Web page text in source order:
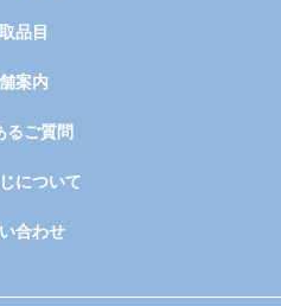
品目
案内
るご質問
について
合わせ